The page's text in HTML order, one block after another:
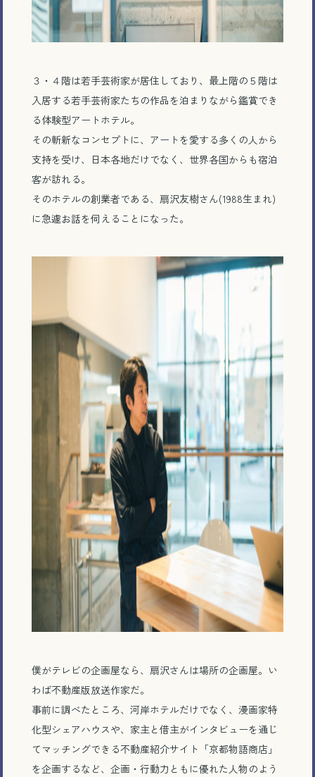
３・４階は若手芸術家が居住しており、最上階の５階は
入居する若手芸術家たちの作品を泊まりながら鑑賞でき
る体験型アートホテル。
その斬新なコンセプトに、アートを愛する多くの人から
支持を受け、日本各地だけでなく、世界各国からも宿泊
客が訪れる。
そのホテルの創業者である、扇沢友樹さん(1988生まれ)
に急遽お話を伺えることになった。
僕がテレビの企画屋なら、扇沢さんは場所の企画屋。い
わば不動産版放送作家だ。
事前に調べたところ、河岸ホテルだけでなく、漫画家特
化型シェアハウスや、家主と借主がインタビューを通じ
てマッチングできる不動産紹介サイト「京都物語商店」
を企画するなど、企画・行動力ともに優れた人物のよう